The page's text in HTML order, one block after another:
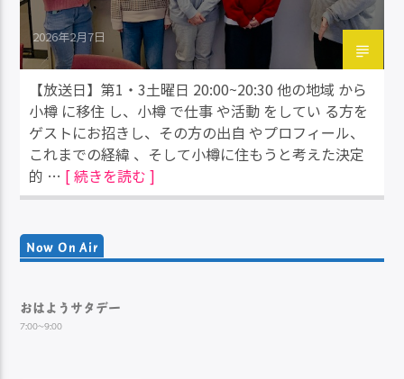
2026年2月7日
【放送日】第1・3土曜日 20:00~20:30 他の地域 から
小樽 に移住 し、小樽 で仕事 や活動 をしてい る方を
ゲストにお招きし、その方の出自 やプロフィール、
これまでの経緯 、そして小樽に住もうと考えた決定
的 … [ 続きを読む ]
Now On Air
おはようサタデー
7:00~9:00